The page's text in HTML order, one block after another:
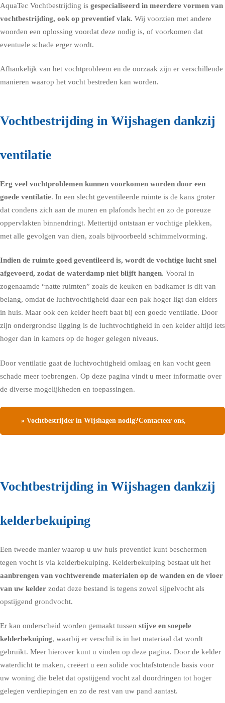
AquaTec Vochtbestrijding is gespecialiseerd in meerdere vormen van
vochtbestrijding, ook op preventief vlak. Wij voorzien met andere
woorden een oplossing voordat deze nodig is, of voorkomen dat
eventuele schade erger wordt.
Afhankelijk van het vochtprobleem en de oorzaak zijn er verschillende
manieren waarop het vocht bestreden kan worden.
Vochtbestrijding in Wijshagen dankzij
ventilatie
Erg veel vochtproblemen kunnen voorkomen worden door een
goede ventilatie. In een slecht geventileerde ruimte is de kans groter
dat condens zich aan de muren en plafonds hecht en zo de poreuze
oppervlakten binnendringt. Mettertijd ontstaan er vochtige plekken,
met alle gevolgen van dien, zoals bijvoorbeeld schimmelvorming.
Indien de ruimte goed geventileerd is, wordt de vochtige lucht snel
afgevoerd, zodat de waterdamp niet blijft hangen. Vooral in
zogenaamde “natte ruimten” zoals de keuken en badkamer is dit van
belang, omdat de luchtvochtigheid daar een pak hoger ligt dan elders
in huis. Maar ook een kelder heeft baat bij een goede ventilatie. Door
zijn ondergrondse ligging is de luchtvochtigheid in een kelder altijd iets
hoger dan in kamers op de hoger gelegen niveaus.
Door ventilatie gaat de luchtvochtigheid omlaag en kan vocht geen
schade meer toebrengen. Op deze pagina vindt u meer informatie over
de diverse mogelijkheden en toepassingen.
» Vochtbestrijder in Wijshagen nodig?Contacteer ons,
Vochtbestrijding in Wijshagen dankzij
kelderbekuiping
Een tweede manier waarop u uw huis preventief kunt beschermen
tegen vocht is via kelderbekuiping. Kelderbekuiping bestaat uit het
aanbrengen van vochtwerende materialen op de wanden en de vloer
van uw kelder zodat deze bestand is tegens zowel sijpelvocht als
opstijgend grondvocht.
Er kan onderscheid worden gemaakt tussen stijve en soepele
kelderbekuiping, waarbij er verschil is in het materiaal dat wordt
gebruikt. Meer hierover kunt u vinden op deze pagina. Door de kelder
waterdicht te maken, creëert u een solide vochtafstotende basis voor
uw woning die belet dat opstijgend vocht zal doordringen tot hoger
gelegen verdiepingen en zo de rest van uw pand aantast.